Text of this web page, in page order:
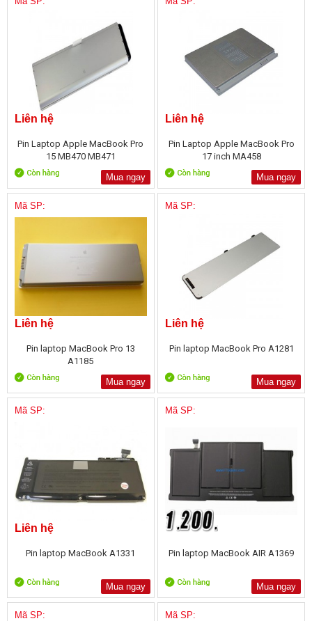
Liên hệ
Pin Laptop Apple MacBook Pro
15 MB470 MB471
Mua ngay
Liên hệ
Pin Laptop Apple MacBook Pro
17 inch MA458
Mua ngay
Mã SP:
Liên hệ
Pin laptop MacBook Pro 13
A1185
Mua ngay
Mã SP:
Liên hệ
Pin laptop MacBook Pro A1281
Mua ngay
Mã SP:
Liên hệ
Pin laptop MacBook A1331
Mua ngay
Mã SP:
Pin laptop MacBook AIR A1369
Mua ngay
Mã SP: Mã SP: